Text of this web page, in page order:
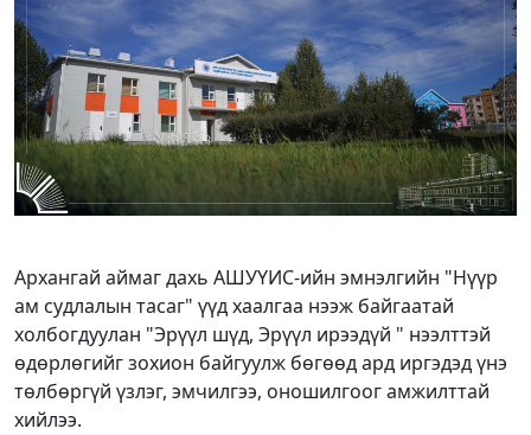
Архангай аймаг дахь АШУҮИС-ийн эмнэлгийн "Нүүр
ам судлалын тасаг" үүд хаалгаа нээж байгаатай
холбогдуулан "Эрүүл шүд, Эрүүл ирээдүй " нээлттэй
өдөрлөгийг зохион байгуулж бөгөөд ард иргэдэд үнэ
төлбөргүй үзлэг, эмчилгээ, оношилгоог амжилттай
хийлээ.